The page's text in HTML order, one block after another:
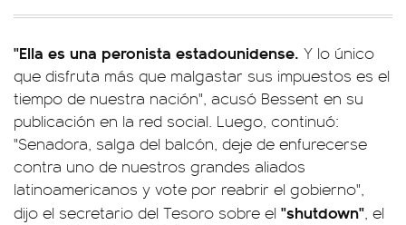
"Ella es una peronista estadounidense. Y lo único
que disfruta más que malgastar sus impuestos es el
tiempo de nuestra nación", acusó Bessent en su
publicación en la red social. Luego, continuó:
"Senadora, salga del balcón, deje de enfurecerse
contra uno de nuestros grandes aliados
latinoamericanos y vote por reabrir el gobierno",
dijo el secretario del Tesoro sobre el "shutdown", el